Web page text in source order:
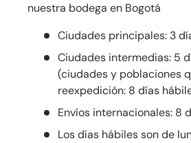
nuestra bodega en Bogotá
Ciudades principales: 3
Ciudades intermedias: 5
(ciudades y poblaciones
reexpedición: 8 días
Envíos internacionales: 8
Los días hábiles son de